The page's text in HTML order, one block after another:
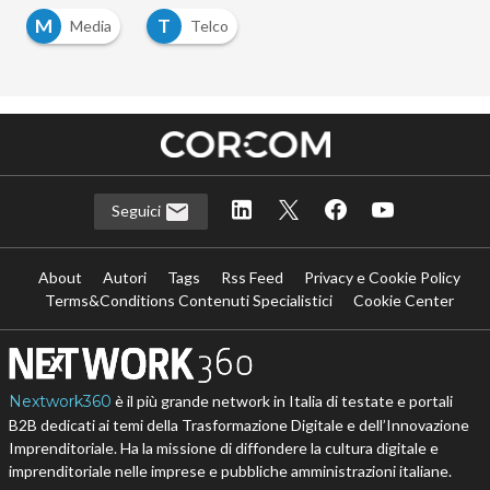
M
Media T Telco
Seguici
About Autori Tags Rss Feed
Privacy e Cookie Policy
Terms&Conditions Contenuti Specialistici
Cookie Center
Nextwork360 è il più grande network in Italia di testate e portali
B2B dedicati ai temi della Trasformazione Digitale e dell’Innovazione
Imprenditoriale. Ha la missione di diffondere la cultura digitale e
imprenditoriale nelle imprese e pubbliche amministrazioni italiane.